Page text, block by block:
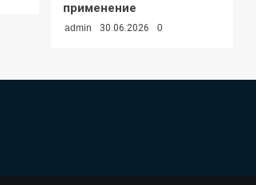
применение
admin 30.06.2026 0